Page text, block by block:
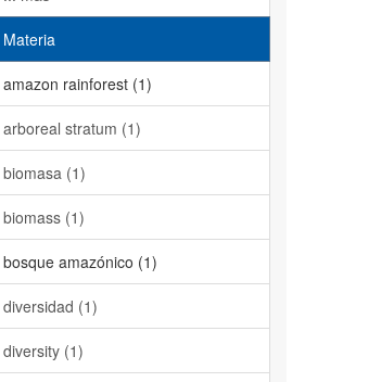
Materia
amazon rainforest (1)
arboreal stratum (1)
biomasa (1)
biomass (1)
bosque amazónico (1)
diversidad (1)
diversity (1)